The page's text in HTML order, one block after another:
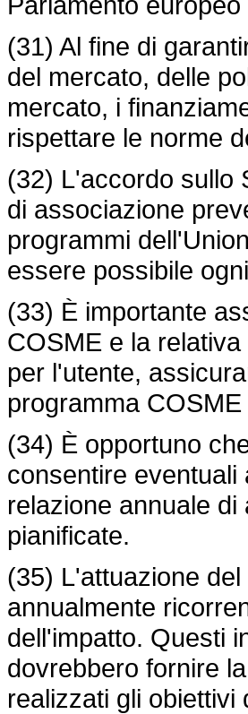
(31) Al fine di
del mercato, delle
mercato, i
rispettare le norme
(32) L'accordo sullo
di associazione
programmi
essere possibile
(33) È importante
COSME e la
per l'utente,
programma
(34) È opportuno
consentire
relazione annuale
pianificate.
(35) L'attuazione
annualmente
dell'impatto. Questi
dovrebbero fornire
realizzati gli